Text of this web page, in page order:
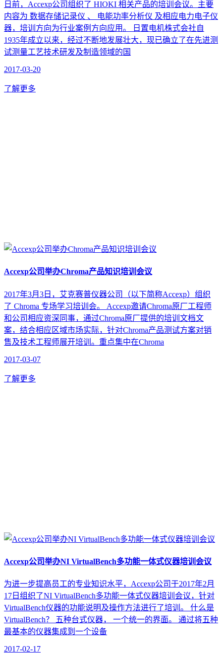
日前，Accexp公司组织了 HIOKI 相关产品的培训会议。主要
内容为 数据存储记录仪 、 电能功率分析仪 及相应电力电子仪
器，培训方向为行业案例方向应用。 日置电机株式会社自
1935年成立以来，经过不断地发展壮大，现已确立了在先进测
试测量工艺技术研发及制造领域的国
2017-03-20
了解更多
Accexp公司举办Chroma产品知识培训会议
2017年3月3日，艾克赛普仪器公司（以下简称Accexp）组织
了 Chroma 专场学习培训会。 Accexp邀请Chroma原厂工程师
和公司相应资深同事，通过Chroma原厂提供的培训文档文
案，结合相应区域市场实际，针对Chroma产品测试方案对销
售及技术工程师展开培训。重点集中在Chroma
2017-03-07
了解更多
Accexp公司举办NI VirtualBench多功能一体式仪器培训会议
为进一步提高员工的专业知识水平，Accexp公司于2017年2月
17日组织了NI VirtualBench多功能一体式仪器培训会议，针对
VirtualBench仪器的功能说明及操作方法进行了培训。 什么是
VirtualBench？ 五种台式仪器， 一个统一的界面。 通过将五种
最基本的仪器集成到一个设备
2017-02-17